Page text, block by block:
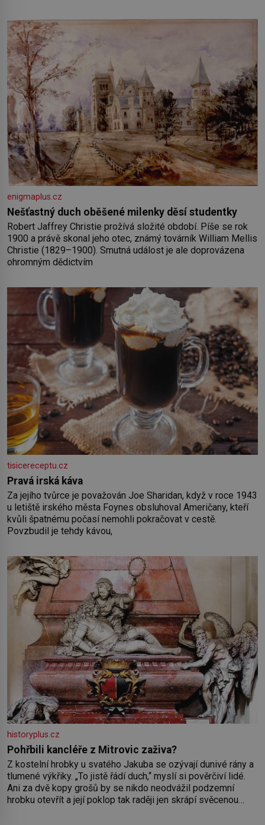
paměť rozhodla stávkovat. Cvičte
enigmaplus.cz
Nešťastný duch oběšené milenky děsí studentky
Robert Jaffrey Christie prožívá složité období. Píše se rok
1900 a právě skonal jeho otec, známý továrník William Mellis
Christie (1829–1900). Smutná událost je ale doprovázena
ohromným dědictvím
tisicereceptu.cz
Pravá irská káva
Za jejího tvůrce je považován Joe Sharidan, když v roce 1943
u letiště irského města Foynes obsluhoval Američany, kteří
kvůli špatnému počasí nemohli pokračovat v cestě.
Povzbudil je tehdy kávou,
historyplus.cz
Pohřbili kancléře z Mitrovic zaživa?
Z kostelní hrobky u svatého Jakuba se ozývají dunivé rány a
tlumené výkřiky. „To jistě řádí duch,“ myslí si pověrčiví lidé.
Ani za dvě kopy grošů by se nikdo neodvážil podzemní
hrobku otevřít a její poklop tak raději jen skrápí svěcenou